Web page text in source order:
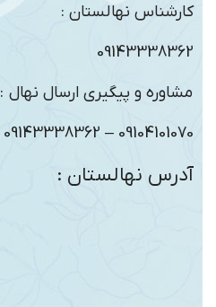
کارشناس نهالستان :
09143338362
مشاوره و پیگیری ارسال نهال :
09104101070 – 09143338362
آدرس نهالستان :